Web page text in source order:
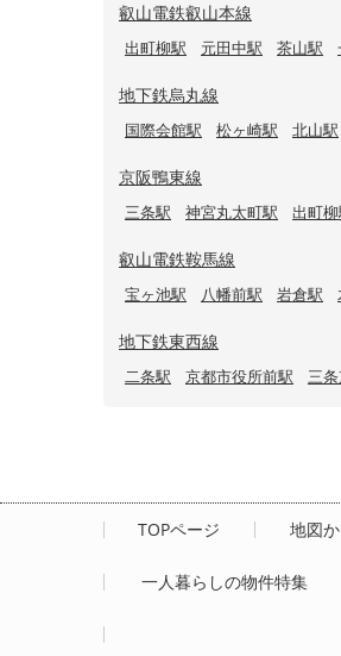
叡山電鉄叡山本線
出町柳駅 元田中駅 茶山駅
地下鉄烏丸線
国際会館駅 松ヶ崎駅 北山駅
京阪鴨東線
三条駅 神宮丸太町駅 出町
叡山電鉄鞍馬線
宝ヶ池駅 八幡前駅 岩倉駅
地下鉄東西線
二条駅 京都市役所前駅 三
TOPページ 地図
一人暮らしの物件特集